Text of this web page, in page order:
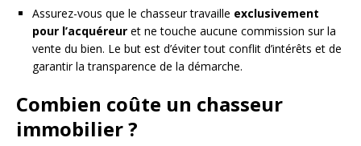
Assurez-vous que le chasseur travaille exclusivement
pour l’acquéreur et ne touche aucune commission sur la
vente du bien. Le but est d’éviter tout conflit d’intérêts et de
garantir la transparence de la démarche.
Combien coûte un chasseur
immobilier ?